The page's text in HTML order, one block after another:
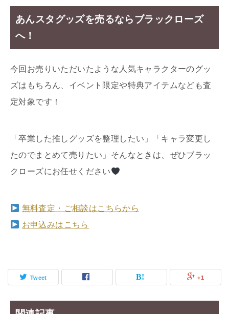
あんスタグッズを売るならブラックローズ
へ！
今回お売りいただいたような人気キャラクターのグッ
ズはもちろん、イベント限定や特典アイテムなども査
定対象です！
「卒業した推しグッズを整理したい」「キャラ変更し
たのでまとめて売りたい」そんなときは、ぜひブラッ
クローズにお任せください
無料査定・ご相談はこちらから
お申込みはこちら
Tweet +1